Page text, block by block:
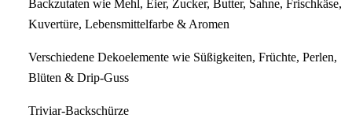
Backzutaten wie Mehl, Eier, Zucker, Butter, Sahne, Frischkäse,
Kuvertüre, Lebensmittelfarbe & Aromen
Verschiedene Dekoelemente wie Süßigkeiten, Früchte, Perlen,
Blüten & Drip-Guss
Triviar-Backschürze